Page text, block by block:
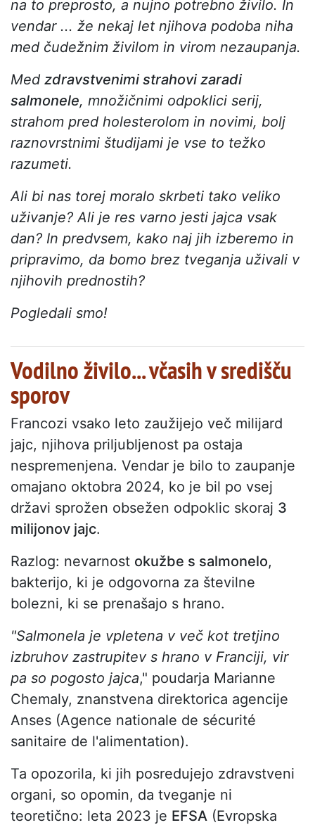
na to preprosto, a nujno potrebno živilo. In
vendar ... že nekaj let njihova podoba niha
med čudežnim živilom in virom nezaupanja.
Med zdravstvenimi strahovi zaradi
salmonele, množičnimi odpoklici serij,
strahom pred holesterolom in novimi, bolj
raznovrstnimi študijami je vse to težko
razumeti.
Ali bi nas torej moralo skrbeti tako veliko
uživanje? Ali je res varno jesti jajca vsak
dan? In predvsem, kako naj jih izberemo in
pripravimo, da bomo brez tveganja uživali v
njihovih prednostih?
Pogledali smo!
Vodilno živilo... včasih v središču
sporov
Francozi vsako leto zaužijejo več milijard
jajc, njihova priljubljenost pa ostaja
nespremenjena. Vendar je bilo to zaupanje
omajano oktobra 2024, ko je bil po vsej
državi sprožen obsežen odpoklic skoraj 3
milijonov jajc.
Razlog: nevarnost okužbe s salmonelo,
bakterijo, ki je odgovorna za številne
bolezni, ki se prenašajo s hrano.
"Salmonela je vpletena v več kot tretjino
izbruhov zastrupitev s hrano v Franciji, vir
pa so pogosto jajca," poudarja Marianne
Chemaly, znanstvena direktorica agencije
Anses (Agence nationale de sécurité
sanitaire de l'alimentation).
Ta opozorila, ki jih posredujejo zdravstveni
organi, so opomin, da tveganje ni
teoretično: leta 2023 je EFSA (Evropska